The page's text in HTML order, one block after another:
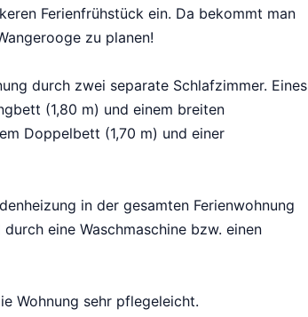
Ferienfrühstück ein. Da bekommt man
zu planen!
durch zwei separate Schlafzimmer. Eines
(1,80 m) und einem breiten
Doppelbett (1,70 m) und einer
in der gesamten Ferienwohnung
eine Waschmaschine bzw. einen
Wohnung sehr pflegeleicht.